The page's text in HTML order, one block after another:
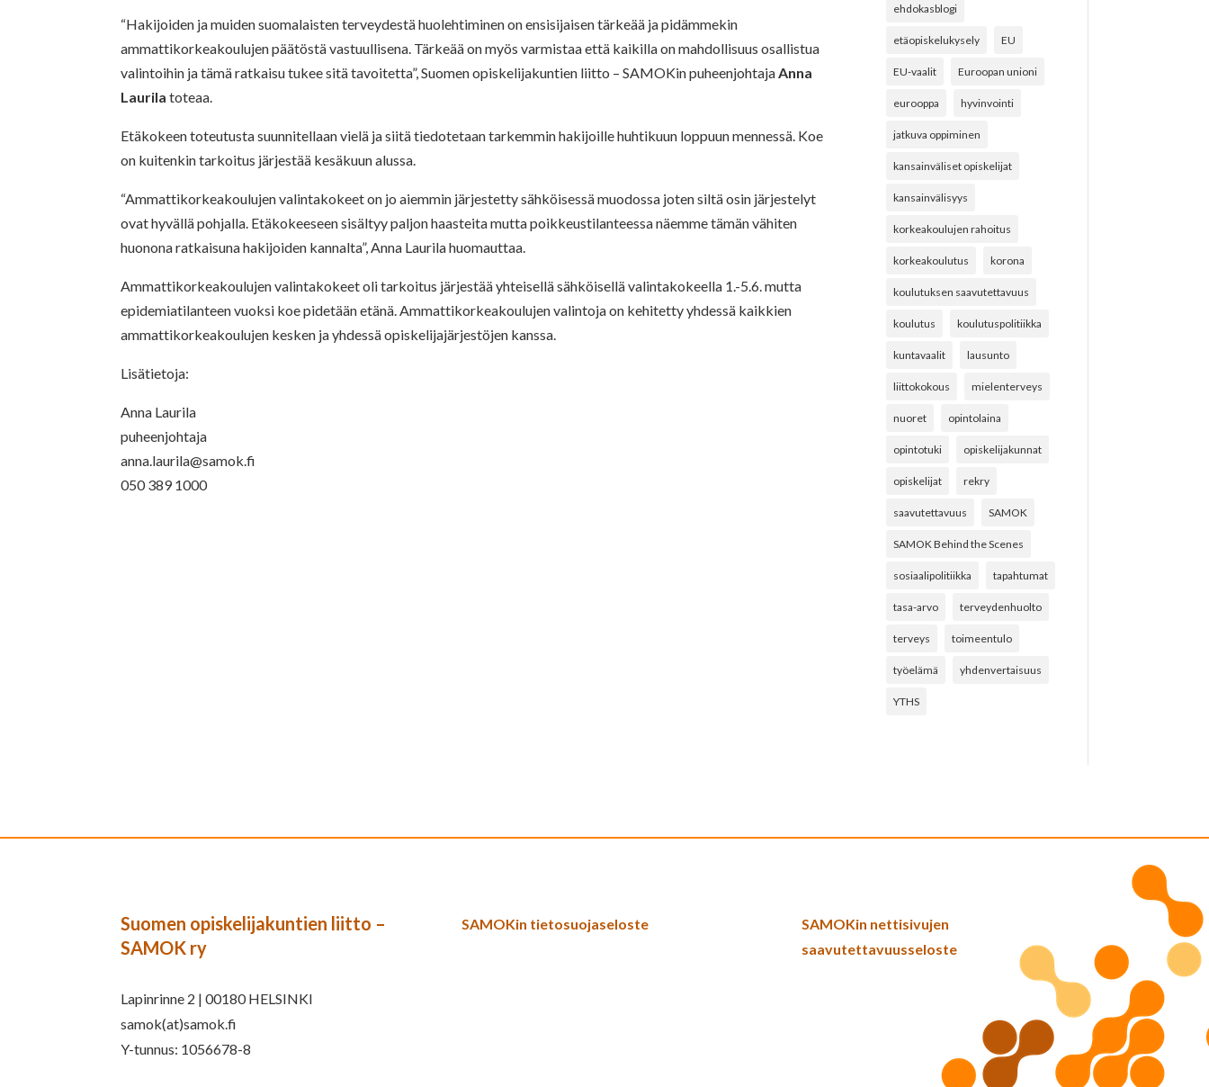
“Hakijoiden ja muiden suomalaisten terveydestä huolehtiminen on ensisijaisen tärkeää ja pidämmekin
ammattikorkeakoulujen päätöstä vastuullisena. Tärkeää on myös varmistaa että kaikilla on mahdollisuus osallistua
valintoihin ja tämä ratkaisu tukee sitä tavoitetta”, Suomen opiskelijakuntien liitto – SAMOKin puheenjohtaja Anna
Laurila toteaa.
Etäkokeen toteutusta suunnitellaan vielä ja siitä tiedotetaan tarkemmin hakijoille huhtikuun loppuun mennessä. Koe
on kuitenkin tarkoitus järjestää kesäkuun alussa.
“Ammattikorkeakoulujen valintakokeet on jo aiemmin järjestetty sähköisessä muodossa joten siltä osin järjestelyt
ovat hyvällä pohjalla. Etäkokeeseen sisältyy paljon haasteita mutta poikkeustilanteessa näemme tämän vähiten
huonona ratkaisuna hakijoiden kannalta”, Anna Laurila huomauttaa.
Ammattikorkeakoulujen valintakokeet oli tarkoitus järjestää yhteisellä sähköisellä valintakokeella 1.-5.6. mutta
epidemiatilanteen vuoksi koe pidetään etänä. Ammattikorkeakoulujen valintoja on kehitetty yhdessä kaikkien
ammattikorkeakoulujen kesken ja yhdessä opiskelijajärjestöjen kanssa.
Lisätietoja:
Anna Laurila
puheenjohtaja
anna.laurila@samok.fi
050 389 1000
ehdokasblogi
etäopiskelukysely EU
EU-vaalit Euroopan unioni
eurooppa hyvinvointi
jatkuva oppiminen
kansainväliset opiskelijat
kansainvälisyys
korkeakoulujen rahoitus
korkeakoulutus korona
koulutuksen saavutettavuus
koulutus koulutuspolitiikka
kuntavaalit lausunto
liittokokous mielenterveys
nuoret opintolaina
opintotuki opiskelijakunnat
opiskelijat rekry
saavutettavuus SAMOK
SAMOK Behind the Scenes
sosiaalipolitiikka tapahtumat
tasa-arvo terveydenhuolto
terveys toimeentulo
työelämä yhdenvertaisuus
YTHS
Suomen opiskelijakuntien liitto –
SAMOK ry
Lapinrinne 2 | 00180 HELSINKI
samok(at)samok.fi
Y-tunnus: 1056678-8
SAMOKin tietosuojaseloste
SAMOKin nettisivujen
saavutettavuusseloste